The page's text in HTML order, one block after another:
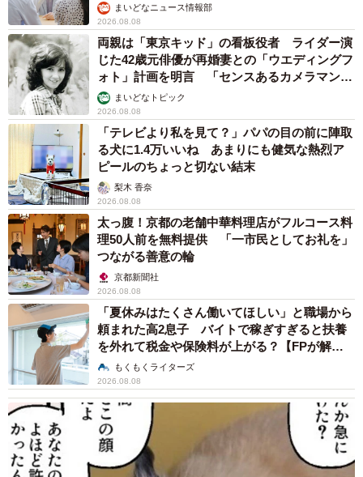
合に当てはまる感情」については、「興味」（76.4%）、
「期待」（69.4%）、「希望」（37.6%）、「驚き」
（25.1%）、「不安」（20.7%）、「恐怖」（15.0%）、
「困惑」（11.5%）といった回答が挙げられたそうです。
まいどなニュース情報部
2026.08.08
両親は「東京キッド」の看板役者 ライダー演
じた42歳元俳優が再婚妻との「ウエディングフ
ォト」計画を明言 「センスあるカメラマン求
む」まいどなトピック
2026.08.08
「テレビより私を見て？」パパの目の前に陣取
る犬に1.4万いいね あまりにも健気な熱烈ア
ピールのちょっと切ない結末
梨木 香奈
2026.08.08
太っ腹！京都の老舗中華料理店がフルコース料
理50人前を無料提供 「一市民としてお礼を」
つながる善意の輪
京都新聞社
2026.08.08
「夏休みはたくさん働いてほしい」と職場から
頼まれた高2息子 バイトで稼ぎすぎると扶養
を外れて税金や保険料が上がる？【FPが解
説】もくもくライターズ
2026.08.08